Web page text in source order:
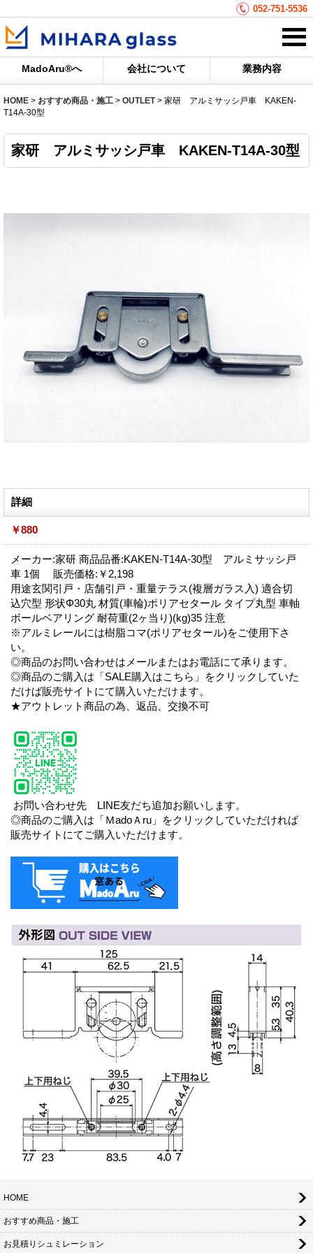
052-751-5536
MadoAru®へ 会社について 業務内容
HOME > おすすめ商品・施工 > OUTLET > 家研 アルミサッシ戸車 KAKEN-
T14A-30型
家研 アルミサッシ戸車 KAKEN-T14A-30型
詳細
￥880
メーカー:家研 商品品番:KAKEN-T14A-30型 アルミサッシ戸
車 1個 販売価格:￥2,198
用途玄関引戸・店舗引戸・重量テラス(複層ガラス入) 適合切
込穴型 形状Φ30丸 材質(車輪)ポリアセタール タイプ丸型 車軸
ボールベアリング 耐荷重(2ヶ当り)(kg)35 注意
※アルミレールには樹脂コマ(ポリアセタール)をご使用下さ
い。
◎商品のお問い合わせはメールまたはお電話にて承ります。
◎商品のご購入は「SALE購入はこちら」をクリックしていた
だけば販売サイトにて購入いただけます。
★アウトレット商品の為、返品、交換不可
お問い合わせ先 LINE友だち追加お願いします。
◎商品のご購入は「ＭadoＡru」をクリックしていただければ
販売サイトにてご購入いただけます。
HOME
おすすめ商品・施工
お見積りシュミレーション